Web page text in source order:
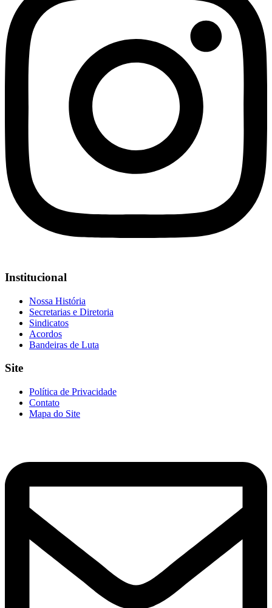
Institucional
Nossa História
Secretarias e Diretoria
Sindicatos
Acordos
Bandeiras de Luta
Site
Política de Privacidade
Contato
Mapa do Site